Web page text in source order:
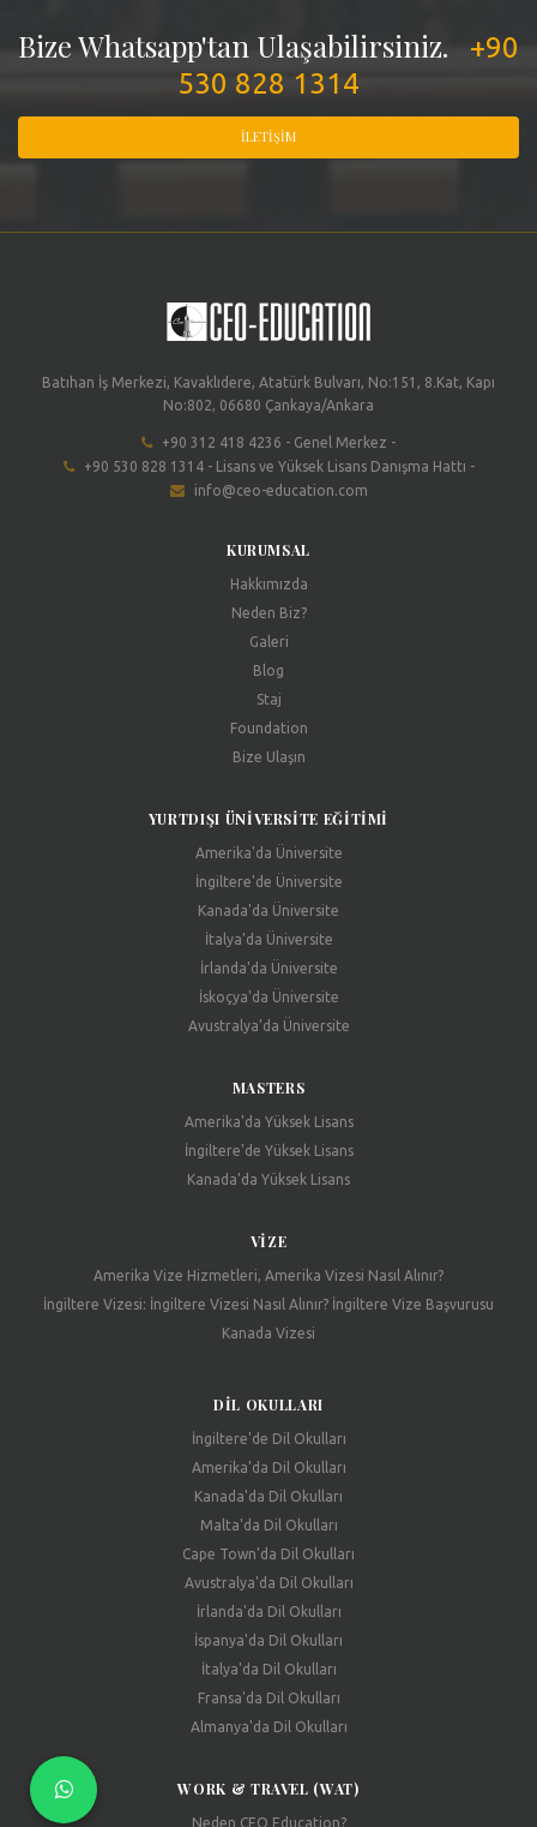
Bize Whatsapp'tan Ulaşabilirsiniz.
+90
530 828 1314
İLETIŞIM
Batıhan İş Merkezi, Kavaklıdere, Atatürk Bulvarı, No:151, 8.Kat, Kapı
No:802, 06680 Çankaya/Ankara
+90 312 418 4236 - Genel Merkez -
+90 530 828 1314 - Lisans ve Yüksek Lisans Danışma Hattı -
info@ceo-education.com
KURUMSAL
Hakkımızda
Neden Biz?
Galeri
Blog
Staj
Foundation
Bize Ulaşın
YURTDIŞI ÜNIVERSITE EĞITIMI
Amerika'da Üniversite
İngiltere'de Üniversite
Kanada'da Üniversite
İtalya'da Üniversite
İrlanda'da Üniversite
İskoçya'da Üniversite
Avustralya'da Üniversite
MASTERS
Amerika'da Yüksek Lisans
İngiltere'de Yüksek Lisans
Kanada'da Yüksek Lisans
VIZE
Amerika Vize Hizmetleri, Amerika Vizesi Nasıl Alınır?
İngiltere Vizesi: İngiltere Vizesi Nasıl Alınır? İngiltere Vize Başvurusu
Kanada Vizesi
DIL OKULLARI
İngiltere'de Dil Okulları
Amerika'da Dil Okulları
Kanada'da Dil Okulları
Malta'da Dil Okulları
Cape Town'da Dil Okulları
Avustralya'da Dil Okulları
İrlanda'da Dil Okulları
İspanya'da Dil Okulları
İtalya'da Dil Okulları
Fransa'da Dil Okulları
Almanya'da Dil Okulları
WORK & TRAVEL (WAT)
Neden CEO Education?